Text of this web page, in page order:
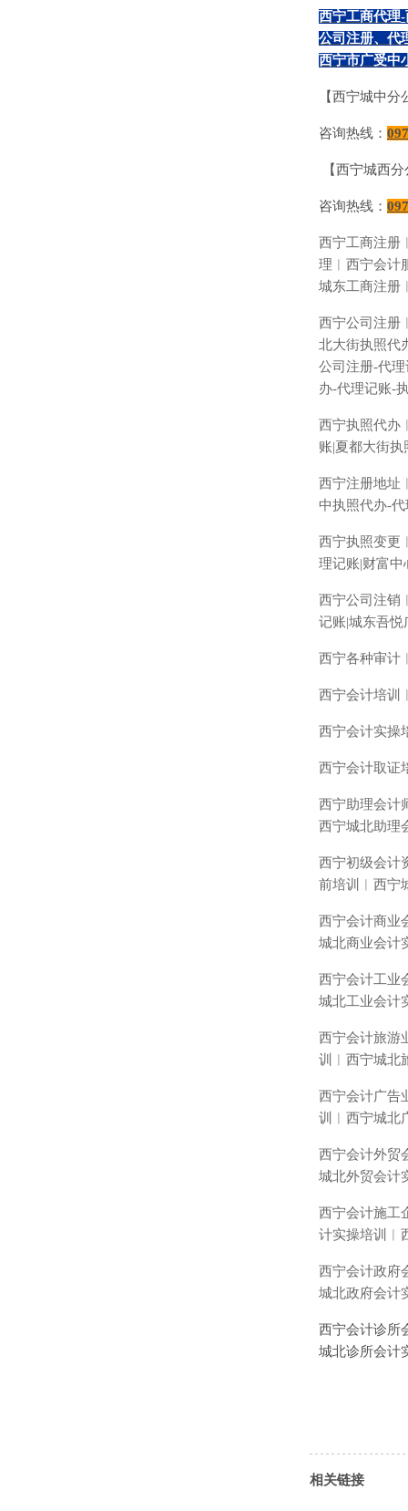
西宁工商代理-
公司注册、代
西宁市广受中
【西宁城中
咨询热线：
【西宁城西
咨询热线：
西宁工商注册
理︱西宁会计
城东工商注册
西宁公司注册
北大街执照代
公司注册-代理
办-代理记账-
西宁执照代办
账|夏都大街执
西宁注册地址
中执照代办-代
西宁执照变更
理记账|财富中
西宁公司注销
记账|城东吾悦
西宁各种审计
西宁会计培训
西宁会计实操
西宁会计取证
西宁助理会计
西宁城北助理
西宁初级会计
前培训︱西宁
西宁会计商业
城北商业会计
西宁会计工业
城北工业会计
西宁会计旅游
训︱西宁城北
西宁会计广告
训︱西宁城北
西宁会计外贸
城北外贸会计
西宁会计施工
计实操培训︱
西宁会计政府
城北政府会计
西宁会计诊所
城北诊所会计
相关链接